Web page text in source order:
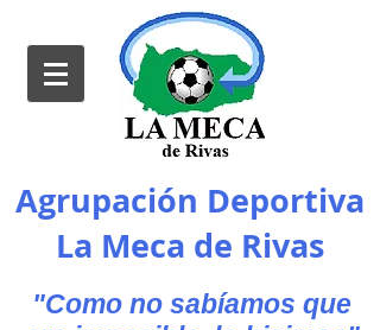
Agrupación Deportiva
La Meca de Rivas
"Como no sabíamos que